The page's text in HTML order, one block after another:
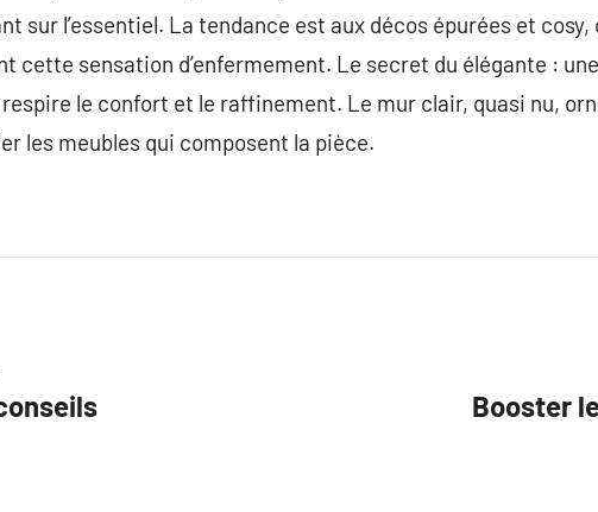
sur l’essentiel. La tendance est aux décos épurées et
cette sensation d’enfermement. Le secret du élégante :
le confort et le raffinement. Le mur clair, quasi nu,
les meubles qui composent la pièce.
Booster